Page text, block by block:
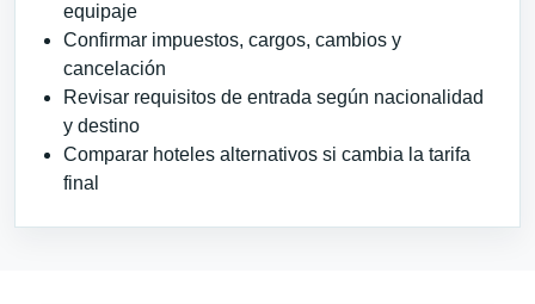
equipaje
Confirmar impuestos, cargos, cambios y
cancelación
Revisar requisitos de entrada según nacionalidad
y destino
Comparar hoteles alternativos si cambia la tarifa
final